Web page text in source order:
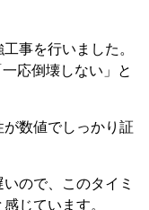
事を行いました。
応倒壊しない」と
数値でしっかり証
ので、このタイミ
じています。